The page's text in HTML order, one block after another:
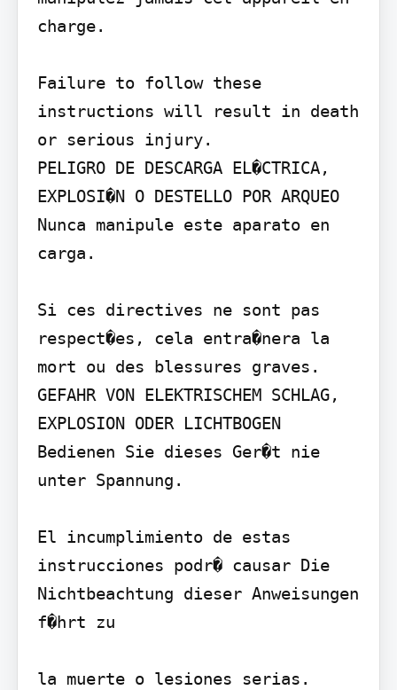
charge.
Failure to follow these
instructions will result in death
or serious injury.
PELIGRO DE DESCARGA EL�CTRICA,
EXPLOSI�N O DESTELLO POR ARQUEO
Nunca manipule este aparato en
carga.
Si ces directives ne sont pas
respect�es, cela entra�nera la
mort ou des blessures graves.
GEFAHR VON ELEKTRISCHEM SCHLAG,
EXPLOSION ODER LICHTBOGEN
Bedienen Sie dieses Ger�t nie
unter Spannung.
El incumplimiento de estas
instrucciones podr� causar Die
Nichtbeachtung dieser Anweisungen
f�hrt zu
la muerte o lesiones serias.